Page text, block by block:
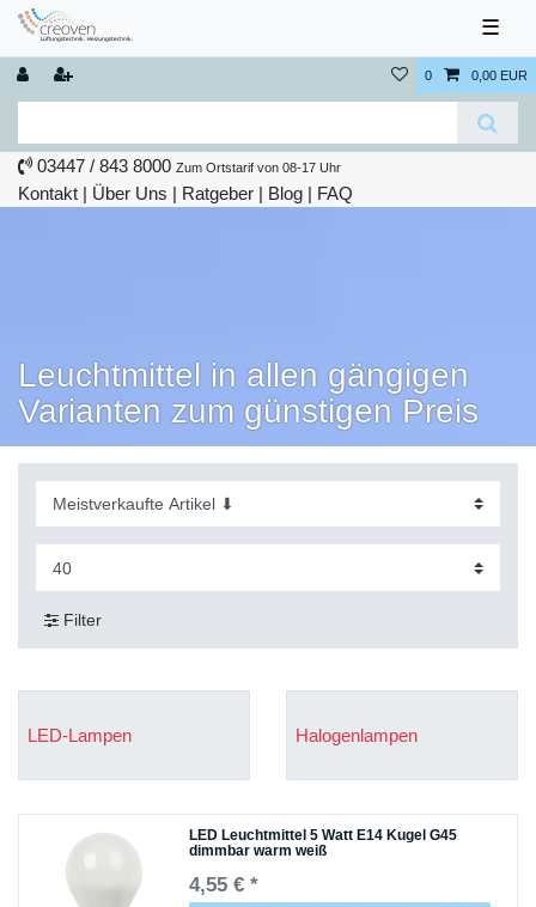
☰
0 0,00 EUR
03447 / 843 8000 Zum Ortstarif von 08-17 Uhr
Kontakt | Über Uns | Ratgeber | Blog | FAQ
Leuchtmittel in allen gängigen
Varianten zum günstigen Preis
Filter
LED-Lampen Halogenlampen
LED Leuchtmittel 5 Watt E14 Kugel G45
dimmbar warm weiß
4,55 € *